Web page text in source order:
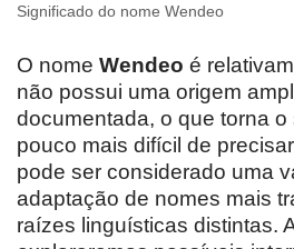
Significado do nome Wendeo
O nome Wendeo é
não possui uma origem
documentada, o que torna
pouco mais difícil de
pode ser considerado uma
adaptação de nomes mais
raízes linguísticas distintas.